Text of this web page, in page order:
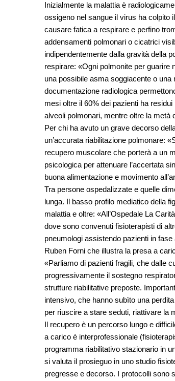
Inizialmente la malattia è
ossigeno nel sangue il virus ha colpito
causare fatica a respirare e perfino
addensamenti polmonari o cicatrici
indipendentemente dalla gravità della
respirare: «Ogni polmonite per guarire
una possibile asma soggiacente o
documentazione radiologica
mesi oltre il 60% dei pazienti ha
alveoli polmonari, mentre oltre la metà
Per chi ha avuto un grave decorso
un’accurata riabilitazione polmonare:
recupero muscolare che porterà a un
psicologica per attenuare l’accertata
buona alimentazione e movimento
Tra persone ospedalizzate e quelle
lunga. Il basso profilo mediatico della
malattia e oltre: «All’Ospedale La
dove sono convenuti fisioterapisti di
pneumologi assistendo pazienti in
Ruben Forni che illustra la presa a
«Parliamo di pazienti fragili, che dalle
progressivamente il sostegno
strutture riabilitative preposte.
intensivo, che hanno subìto una
per riuscire a stare seduti, riattivare la
Il recupero è un percorso lungo e
a carico è interprofessionale
programma riabilitativo stazionario in
si valuta il prosieguo in uno studio
pregresse e decorso. I protocolli sono